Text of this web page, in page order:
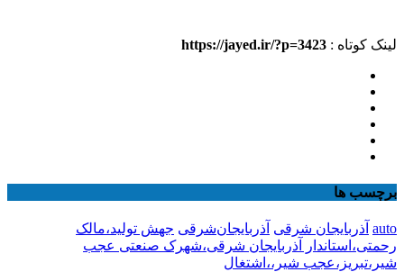
لینک کوتاه : https://jayed.ir/?p=3423
برچسب ها
auto آذربایجان شرقی آذربایجان‌شرقی جهش تولید،مالک
رحمتی،استاندار آذربایجان شرقی،شهرک صنعتی عجب
شیر،تبریز،عجب شیر،،اشتغال